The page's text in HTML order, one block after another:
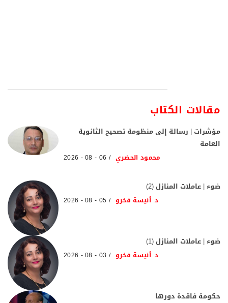
مقالات الكتاب
مؤشرات | رسالة إلى منظومة تصحيح الثانوية
العامة
محمود الحضري 06 - 08 - 2026
ضوء | عاملات المنازل (2)
د. أنيسة فخرو 05 - 08 - 2026
ضوء | عاملات المنازل (1)
د. أنيسة فخرو 03 - 08 - 2026
حكومة فاقدة دورها